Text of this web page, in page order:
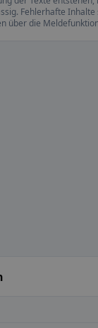
Fehlerhafte Inhalte
über die